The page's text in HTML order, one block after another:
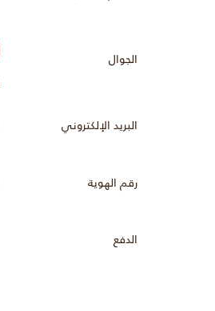
الجوال
البريد الإلكتروني
رقم الهوية
الدفع